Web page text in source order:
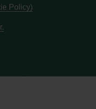
Policy)